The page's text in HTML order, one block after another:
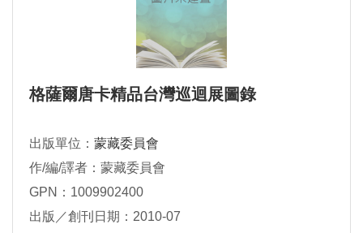
格薩爾唐卡精品台灣巡迴展圖錄
出版單位： 蒙藏委員會
作/編/譯者：蒙藏委員會
GPN：1009902400
出版／創刊日期：2010-07